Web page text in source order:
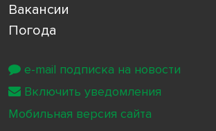
Вакансии
Погода
e-mail подписка на новости
Включить уведомления
Мобильная версия сайта